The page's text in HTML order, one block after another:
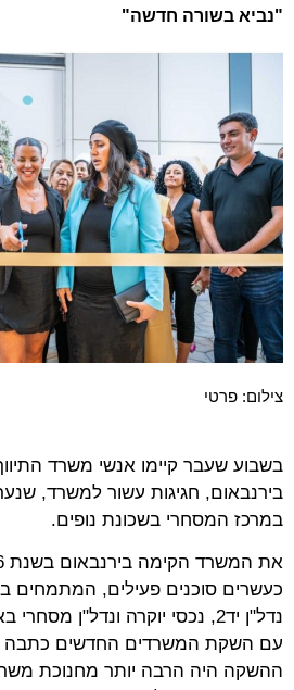
"נביא בשורה חדשה"
צילום: פרטי
בשבוע שעבר קיימו אנשי משרד
בירנבאום, חגיגות עשור למשרד,
במרכז המסחרי בשכונת נופים.
כעשרים סוכנים פעילים, המתמחים
נדל"ן יד2, נכסי יוקרה ונדל"ן
עם השקת המשרדים החדשים כתבה
ההשקה היה הרבה יותר מחנוכת